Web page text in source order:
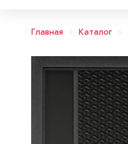
Главная Каталог